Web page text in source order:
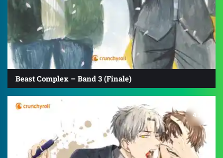
Beast Complex – Band 3 (Finale)
4.1